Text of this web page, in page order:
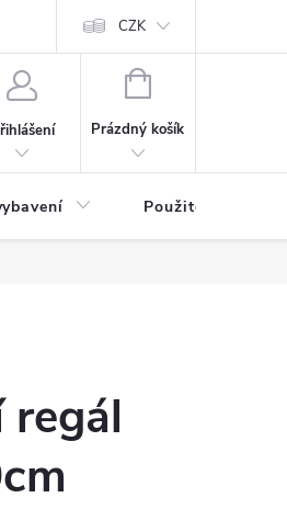
CZK
NÁKUPNÍ
Prázdný košík
Použité
regál